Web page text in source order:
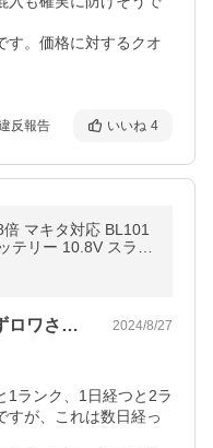
す。価格に対するクオ
反報告 いいね 4
倍 マキタ対応 BL101
テリー 10.8V スライ
ワジャパン
純正よりもハイパワー。迷わずロワさん。 2024/8/27
1ランク、1日経つと2ラ
すが、これは数日経っ